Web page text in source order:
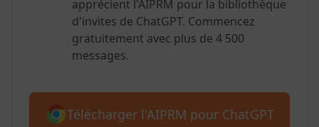
apprécient l'AIPRM pour la bibliothèque
d'invites de ChatGPT. Commencez
gratuitement avec plus de 4 500
messages.
Télécharger l'AIPRM pour ChatGPT